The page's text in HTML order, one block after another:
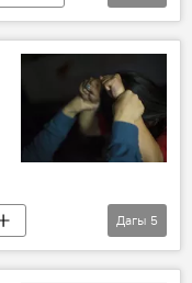
Кыргыздын көркөм өнөрү, белгилүү инсандары жөнүндө фактылар
Дагы 5